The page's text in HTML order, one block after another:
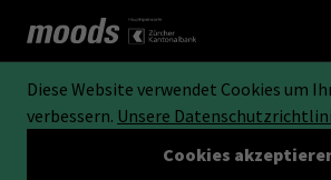
Diese Website verwendet Cookies um
verbessern. Unsere
Cookies